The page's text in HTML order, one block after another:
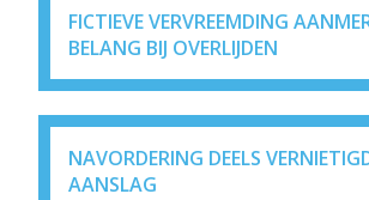
FICTIEVE VERVREEMDING
BELANG BIJ OVERLIJDEN
NAVORDERING DEELS
AANSLAG